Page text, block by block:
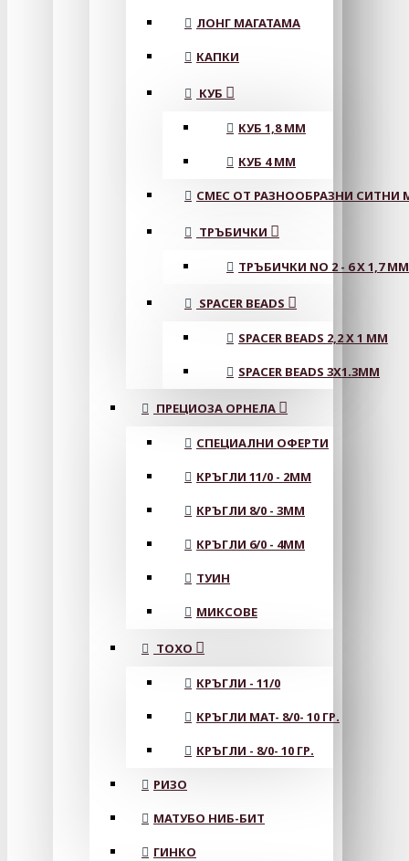
ЛОНГ МАГАТАМА
КАПКИ
КУБ
КУБ 1,8 ММ
КУБ 4 ММ
СМЕС ОТ РАЗНООБРАЗНИ СИТНИ
ТРЪБИЧКИ
ТРЪБИЧКИ NO 2 - 6 X 1,7 MM
SPACER BEADS
SPACER BEADS 2,2 X 1 MM
SPACER BEADS 3X1.3MM
ПРЕЦИОЗА ОРНЕЛА
СПЕЦИАЛНИ ОФЕРТИ
КРЪГЛИ 11/0 - 2MM
КРЪГЛИ 8/0 - 3MM
КРЪГЛИ 6/0 - 4MM
ТУИН
МИКСОВЕ
ТОХО
КРЪГЛИ - 11/0
КРЪГЛИ MAT- 8/0- 10 ГР.
КРЪГЛИ - 8/0- 10 ГР.
РИЗО
МАТУБО НИБ-БИТ
ГИНКО